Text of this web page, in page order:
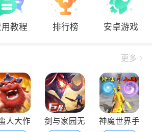
用教程 排行榜 安卓游戏
更多
人大作
剑与家园无
神魔世界手